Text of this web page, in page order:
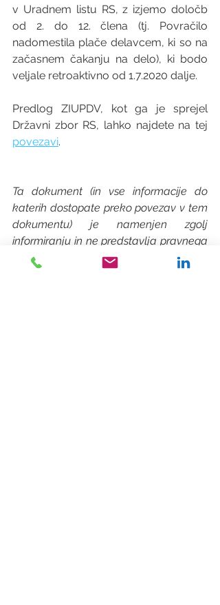
v Uradnem listu RS, z izjemo določb
od 2. do 12. člena (tj. Povračilo
nadomestila plače delavcem, ki so na
začasnem čakanju na delo), ki bodo
veljale retroaktivno od 1.7.2020 dalje.
Predlog ZIUPDV, kot ga je sprejel
povezavi.
Ta dokument (in vse informacije do
katerih dostopate preko povezav v tem
dokumentu) je namenjen zgolj
informiranju in ne predstavlja pravnega
svetovanja. Prav tako so se lahko